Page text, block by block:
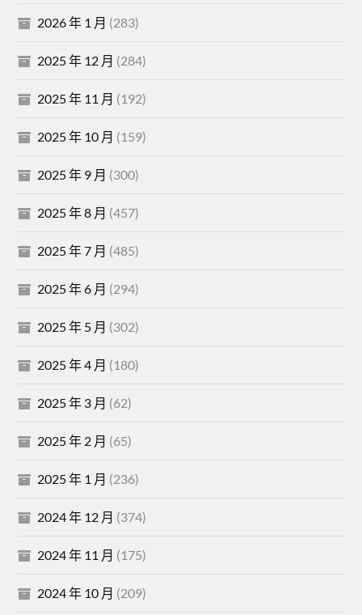
2026 年 1 月 (283)
2025 年 12 月 (284)
2025 年 11 月 (192)
2025 年 10 月 (159)
2025 年 9 月 (300)
2025 年 8 月 (457)
2025 年 7 月 (485)
2025 年 6 月 (294)
2025 年 5 月 (302)
2025 年 4 月 (180)
2025 年 3 月 (62)
2025 年 2 月 (65)
2025 年 1 月 (236)
2024 年 12 月 (374)
2024 年 11 月 (175)
2024 年 10 月 (209)